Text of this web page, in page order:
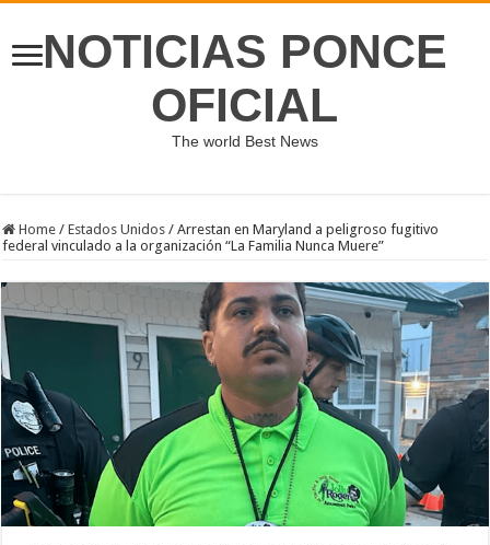
NOTICIAS PONCE
OFICIAL
The world Best News
Home / Estados Unidos / Arrestan en Maryland a peligroso fugitivo
federal vinculado a la organización “La Familia Nunca Muere”